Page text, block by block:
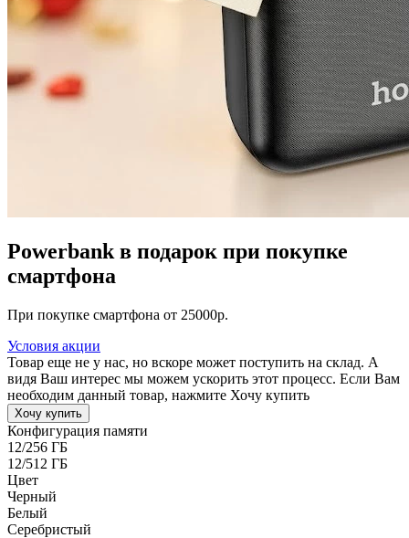
Powerbank в подарок при покупке
смартфона
При покупке смартфона от 25000р.
Условия акции
Товар еще не у нас, но вскоре может поступить на склад. А
видя Ваш интерес мы можем ускорить этот процесс. Если Вам
необходим данный товар, нажмите Хочу купить
Хочу купить
Конфигурация памяти
12/256 ГБ
12/512 ГБ
Цвет
Черный
Белый
Серебристый